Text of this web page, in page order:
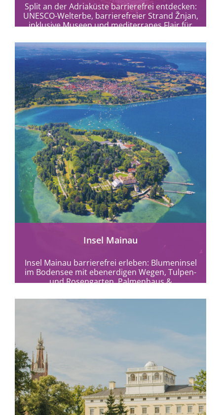
Split an der Adriaküste barrierefrei entdecken:
UNESCO-Welterbe, barrierefreier Strand Žnjan,
inklusive Museen und mediterranes Flair für
mehr erfahren
Insel Mainau
Insel Mainau barrierefrei erleben: Blumeninsel
im Bodensee mit ebenerdigen Wegen, Tulpen-
und Rosengarten, Palmenhaus &